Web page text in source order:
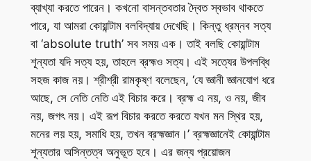
ব্যাখ্যা করতে পারেন। কখনো বাসন্তবতার দ্বৈত স্বভাব থাকতে
পারে, যা আমরা কোয়ান্টাম বলবিদ্যায় দেখেছি। কিন্তু ধ্রম্নব সত্য
বা ‘absolute truth’ সব সময় এক। তাই বলছি কোয়ান্টাম
শূন্যতা যদি সত্য হয়, তাহলে ব্রহ্মও সত্য। এই সত্যের উপলব্ধি
সহজ কাজ নয়। শ্রীশ্রী রামকৃষ্ণ বলেছেন, ‘যে জ্ঞানী জ্ঞানযোগ ধরে
আছে, সে নেতি নেতি এই বিচার করে। ব্রহ্ম এ নয়, ও নয়, জীব
নয়, জগৎ নয়। এই রূপ বিচার করতে করতে যখন মন স্থির হয়,
মনের লয় হয়, সমাধি হয়, তখন ব্রহ্মজ্ঞান।’ ব্রহ্মজ্ঞানেই কোয়ান্টাম
শূন্যতার অসিন্তত্ব অনুভূত হবে। এর জন্য প্রয়োজন